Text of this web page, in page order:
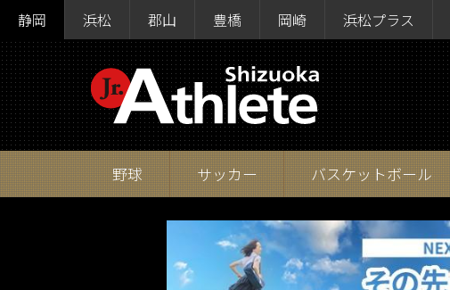
静岡 浜松 郡山 豊橋 岡崎 浜松プラス
野球 サッカー バスケットボール